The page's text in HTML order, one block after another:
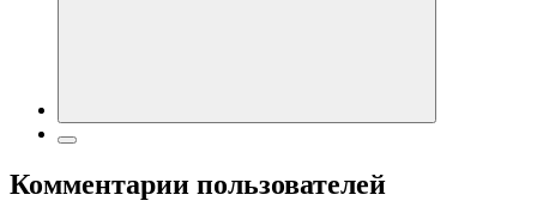
Комментарии пользователей